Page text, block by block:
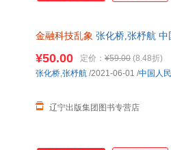
金融科技乱象 张化桥,张杼航
¥50.00 定价： ¥59.00 (8.48折)
辽宁出版集团图书专营店
张化桥,张杼航 /2021-06-01 /中国人